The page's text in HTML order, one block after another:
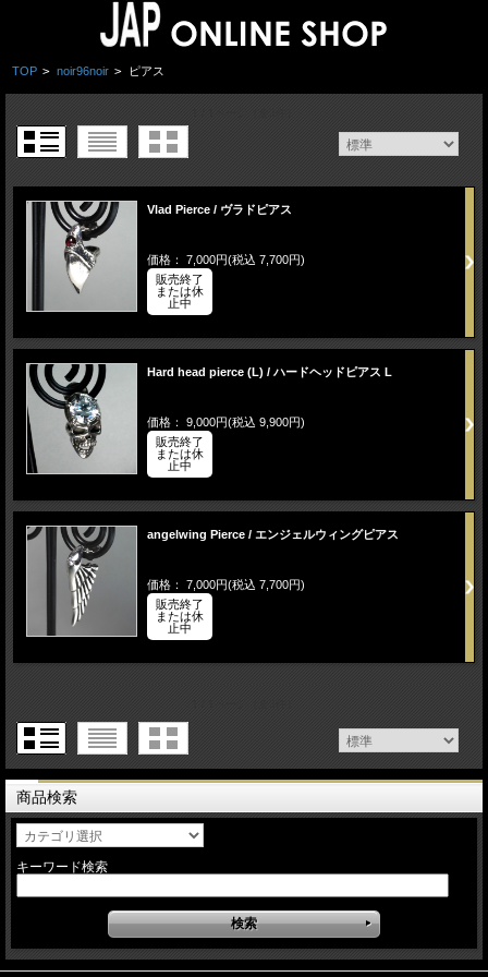
TOP > noir96noir > ピアス
Vlad Pierce / ヴラドピアス
価格： 7,000円(税込 7,700円)
販売終了
または休
止中
Hard head pierce (L) / ハードヘッドピアス L
価格： 9,000円(税込 9,900円)
販売終了
または休
止中
angelwing Pierce / エンジェルウィングピアス
価格： 7,000円(税込 7,700円)
販売終了
または休
止中
商品検索
キーワード検索